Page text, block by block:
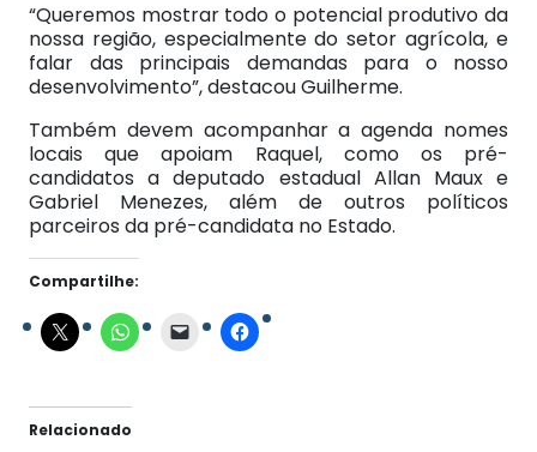
“Queremos mostrar todo o potencial produtivo da
nossa região, especialmente do setor agrícola, e
falar das principais demandas para o nosso
desenvolvimento”, destacou Guilherme.
Também devem acompanhar a agenda nomes
locais que apoiam Raquel, como os pré-
candidatos a deputado estadual Allan Maux e
Gabriel Menezes, além de outros políticos
parceiros da pré-candidata no Estado.
Compartilhe:
Relacionado